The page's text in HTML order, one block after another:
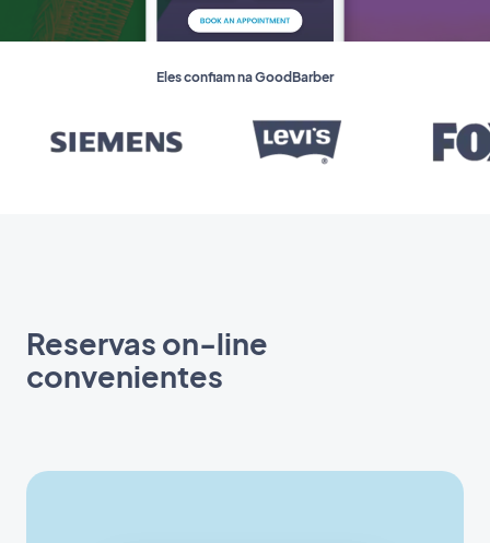
Eles confiam na GoodBarber
Reservas on-line
convenientes